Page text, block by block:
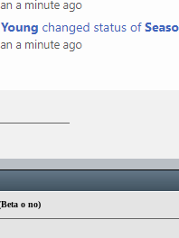
o no)